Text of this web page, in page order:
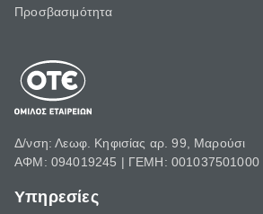
Προσβασιμότητα
Δ/νση: Λεωφ. Κηφισίας αρ. 99, Μαρούσι
ΑΦΜ: 094019245 | ΓΕΜΗ: 001037501000
Υπηρεσίες